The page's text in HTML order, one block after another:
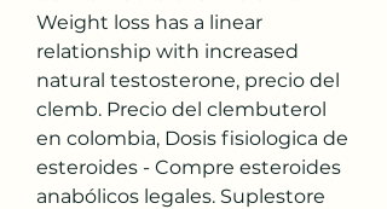
Weight loss has a linear
relationship with increased
natural testosterone, precio del
clemb. Precio del clembuterol
en colombia, Dosis fisiologica de
esteroides - Compre esteroides
anabólicos legales. Suplestore